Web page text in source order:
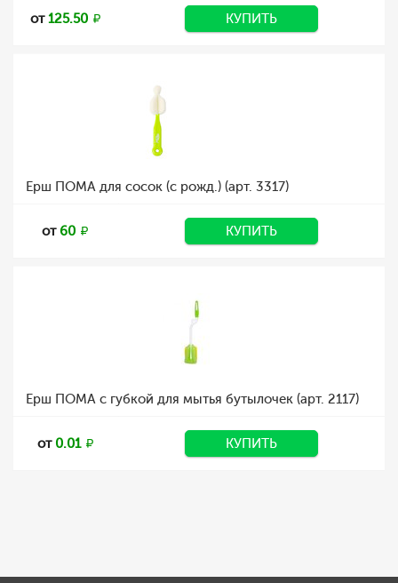
от125.50 КУПИТЬ
Ерш ПОМА для сосок (с рожд.) (арт. 3317)
от60 КУПИТЬ
Ерш ПОМА с губкой для мытья бутылочек (арт. 2117)
от 0.01 КУПИТЬ